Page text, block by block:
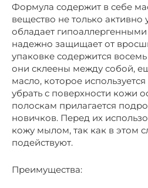
Формула содержит в себе
вещество не только активно
обладает
надежно защищает от
упаковке содержится
они склеены между собой,
масло, которое
убрать с поверхности кожи
полоскам прилагается
новичков. Перед их
кожу мылом, так как в этом
подействуют.
Преимущества: